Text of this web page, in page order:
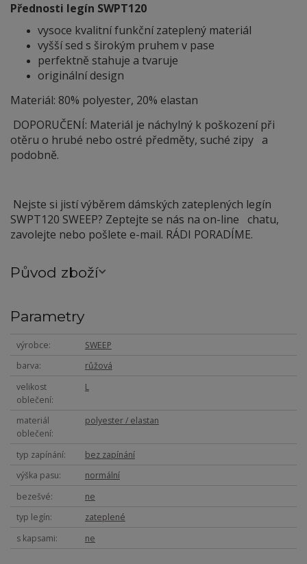
Přednosti legín SWPT120
vysoce kvalitní funkční zateplený materiál
vyšší sed s širokým pruhem v pase
perfektně stahuje a tvaruje
originální design
Materiál: 80% polyester, 20% elastan
DOPORUČENÍ: Materiál je náchylný k poškození při
otěru o hrubé nebo ostré předměty, suché zipy a
podobně.
Nejste si jistí výběrem dámských zateplených legín
SWPT120 SWEEP? Zeptejte se nás na on-line chatu,
zavolejte nebo pošlete e-mail. RÁDI PORADÍME.
Původ zboží
Parametry
výrobce
SWEEP
barva
růžová
velikost
oblečení
L
materiál
oblečení
polyester / elastan
typ zapínání
bez zapínání
výška pasu
normální
bezešvé
ne
typ legín
zateplené
s kapsami
ne